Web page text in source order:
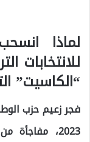
لماذا
“الكاسيت”
فجر زعيم حزب
2023،